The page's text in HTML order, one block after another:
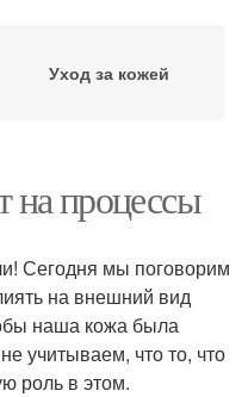
Уход за кожей
на процессы
Сегодня мы поговорим
на внешний вид
наша кожа была
учитываем, что то, что
роль в этом.